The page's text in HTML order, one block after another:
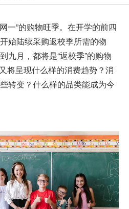
一”的购物旺季。在开学的前四
始陆续采购返校季所需的物
九月，都将是“返校季”的购物
将呈现什么样的消费趋势？消
转变？什么样的品类能成为今